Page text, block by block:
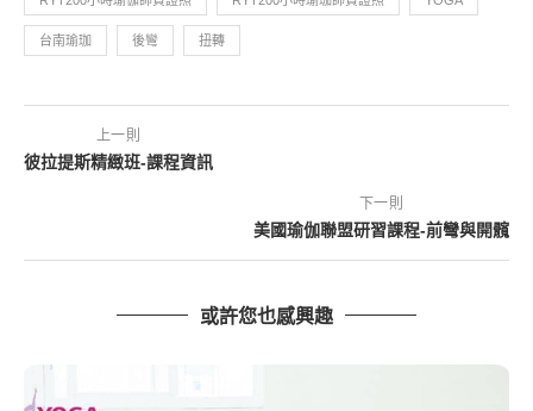
台南瑜珈 後彎 扭轉
上一則
彼拉提斯精緻班-課程資訊
下一則
美國瑜伽聯盟研習課程-前彎與開髖
或許您也感興趣